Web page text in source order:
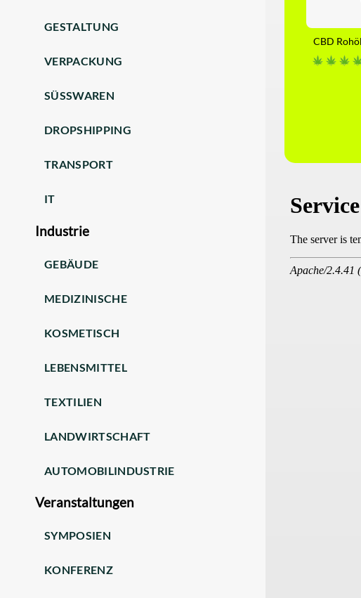
GESTALTUNG
VERPACKUNG
SÜSSWAREN
DROPSHIPPING
TRANSPORT
IT
Industrie
GEBÄUDE
MEDIZINISCHE
KOSMETISCH
LEBENSMITTEL
TEXTILIEN
LANDWIRTSCHAFT
AUTOMOBILINDUSTRIE
Veranstaltungen
SYMPOSIEN
KONFERENZ
CBD